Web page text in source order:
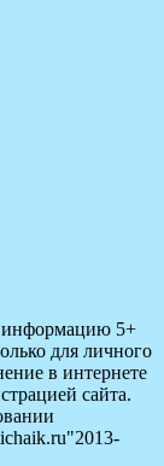
информацию 5+
для личного
в интернете
сайта.